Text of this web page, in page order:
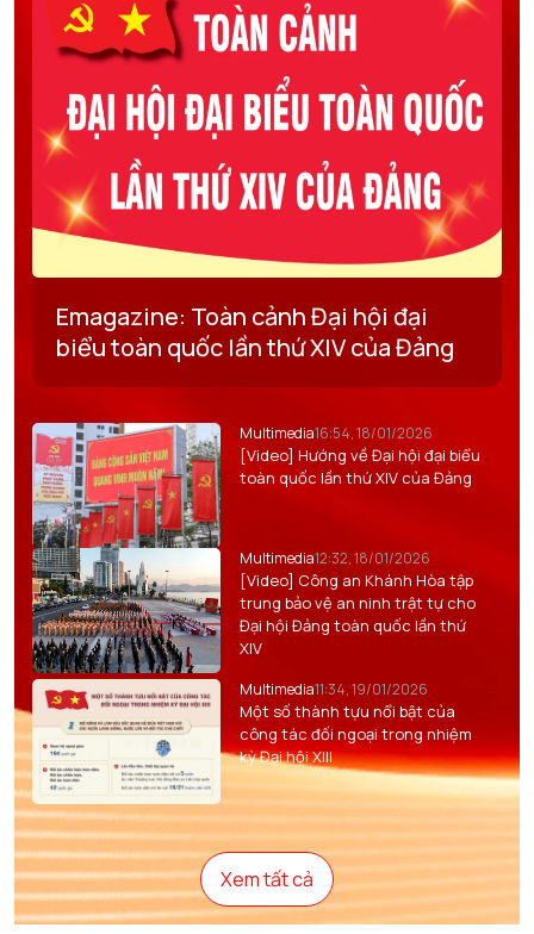
Emagazine: Toàn cảnh Đại hội đại
biểu toàn quốc lần thứ XIV của Đảng
Multimedia16:54, 18/01/2026
[Video] Hướng về Đại hội đại biểu
toàn quốc lần thứ XIV của Đảng
Multimedia12:32, 18/01/2026
[Video] Công an Khánh Hòa tập
trung bảo vệ an ninh trật tự cho
Đại hội Đảng toàn quốc lần thứ
XIV
Multimedia11:34, 19/01/2026
Một số thành tựu nổi bật của
công tác đối ngoại trong nhiệm
kỳ Đại hội XIII
Xem tất cả